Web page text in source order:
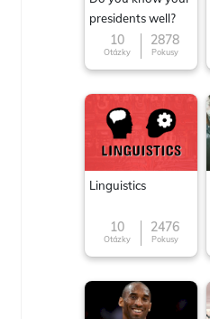
presidents well?
10
Otázky
2878
Pokusy
Linguistics
10
Otázky
2476
Pokusy